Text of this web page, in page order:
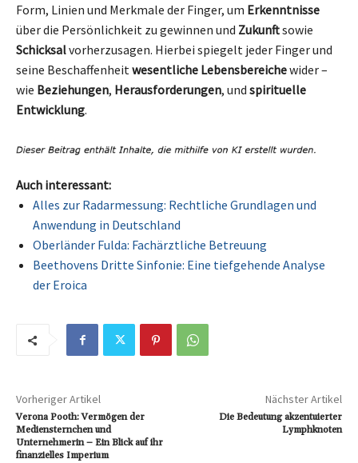
Form, Linien und Merkmale der Finger, um Erkenntnisse
über die Persönlichkeit zu gewinnen und Zukunftsowie
Schicksalvorherzusagen. Hierbei spiegelt jeder Finger und
seine Beschaffenheit wesentliche Lebensbereichewider –
wie Beziehungen, Herausforderungen, und spirituelle
Entwicklung.
Auch interessant:
Alles zur Radarmessung: Rechtliche Grundlagen und
Anwendung in Deutschland
Oberländer Fulda: Fachärztliche Betreuung
Beethovens Dritte Sinfonie: Eine tiefgehende Analyse
der Eroica
Vorheriger Artikel
Verona Pooth: Vermögen der
Mediensternchen und
Unternehmerin – Ein Blick auf ihr
finanzielles Imperium
Nächster Artikel
Die Bedeutung akzentuierter
Lymphknoten